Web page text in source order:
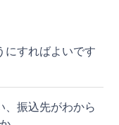
にすればよいです
、振込先がわから